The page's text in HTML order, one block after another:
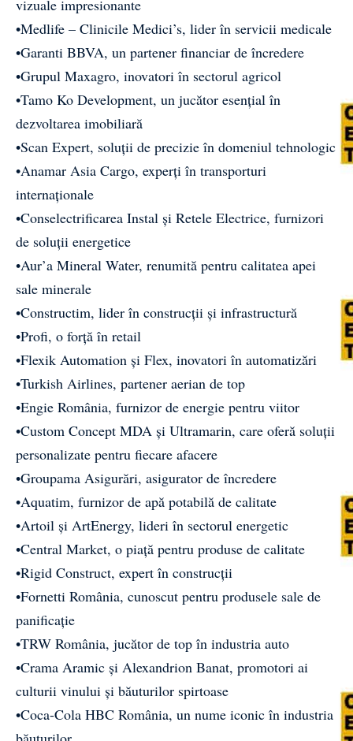
vizuale impresionante
•Medlife – Clinicile Medici’s, lider în servicii medicale
•Garanti BBVA, un partener financiar de încredere
•Grupul Maxagro, inovatori în sectorul agricol
•Tamo Ko Development, un jucător esențial în
dezvoltarea imobiliară
•Scan Expert, soluții de precizie în domeniul tehnologic
•Anamar Asia Cargo, experți în transporturi
internaționale
•Conselectrificarea Instal și Retele Electrice, furnizori
de soluții energetice
•Aur’a Mineral Water, renumită pentru calitatea apei
sale minerale
•Constructim, lider în construcții și infrastructură
•Profi, o forță în retail
•Flexik Automation și Flex, inovatori în automatizări
•Turkish Airlines, partener aerian de top
•Engie România, furnizor de energie pentru viitor
•Custom Concept MDA și Ultramarin, care oferă soluții
personalizate pentru fiecare afacere
•Groupama Asigurări, asigurator de încredere
•Aquatim, furnizor de apă potabilă de calitate
•Artoil și ArtEnergy, lideri în sectorul energetic
•Central Market, o piață pentru produse de calitate
•Rigid Construct, expert în construcții
•Fornetti România, cunoscut pentru produsele sale de
panificație
•TRW România, jucător de top în industria auto
•Crama Aramic și Alexandrion Banat, promotori ai
culturii vinului și băuturilor spirtoase
•Coca-Cola HBC România, un nume iconic în industria